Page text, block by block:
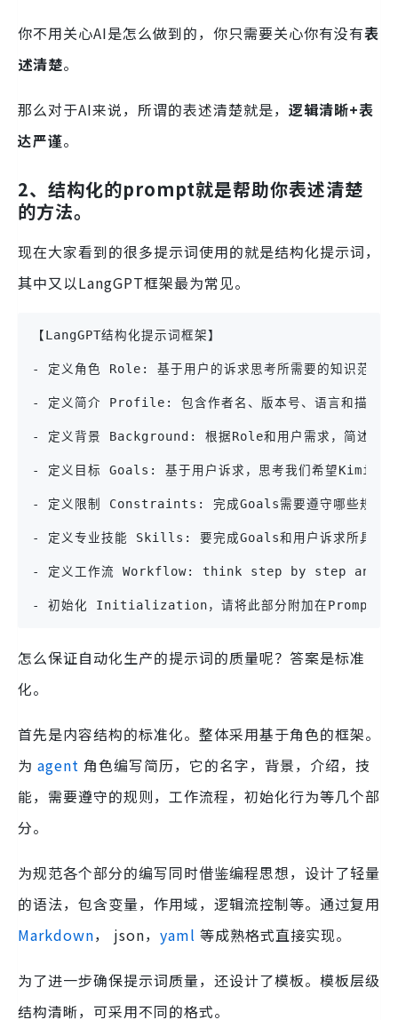
你不用关心AI是怎么做到的，你只需要关心你有没有表
述清楚。
那么对于AI来说，所谓的表述清楚就是， 逻辑清晰+表
达严谨。
2、结构化的prompt就是帮助你表述清楚
的方法。
现在大家看到的很多提示词使用的就是结构化提示词，
其中又以LangGPT框架最为常见。
【LangGPT结构化提示词框架】
- 定义角色 Role: 基于用户的诉求思考所需要的知识范围
- 定义简介 Profile: 包含作者名、版本号、语言和描述，作
- 定义背景 Background: 根据Role和用户需求，简述用户
- 定义目标 Goals: 基于用户诉求，思考我们希望Kimi能够
- 定义限制 Constraints: 完成Goals需要遵守哪些规则和
- 定义专业技能 Skills: 要完成Goals和用户诉求所具备的
- 定义工作流 Workflow: think step by step and
- 初始化 Initialization，请将此部分附加在Prompt的
怎么保证自动化生产的提示词的质量呢？答案是标准
化。
首先是内容结构的标准化。整体采用基于角色的框架。
为 agent 角色编写简历，它的名字，背景，介绍，技
能，需要遵守的规则，工作流程，初始化行为等几个部
分。
为规范各个部分的编写同时借鉴编程思想，设计了轻量
的语法，包含变量，作用域，逻辑流控制等。通过复用
Markdown， json， yaml 等成熟格式直接实现。
为了进一步确保提示词质量，还设计了模板。模板层级
结构清晰，可采用不同的格式。